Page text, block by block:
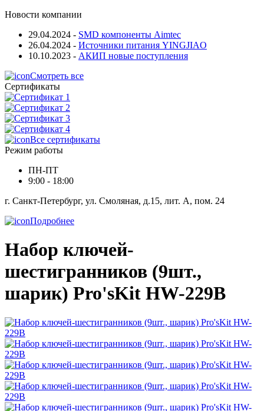
Новости компании
29.04.2024 - SMD компоненты Aimtec
26.04.2024 - Источники питания YINGJIAO
10.10.2023 - АКИП новые поступления
Смотреть все
Сертификаты
Все сертификаты
Режим работы
ПН-ПТ
9:00 - 18:00
г. Санкт-Петербург, ул. Смоляная, д.15, лит. А, пом. 24
Подробнее
Набор ключей-
шестигранников (9шт.,
шарик) Pro'sKit HW-229B